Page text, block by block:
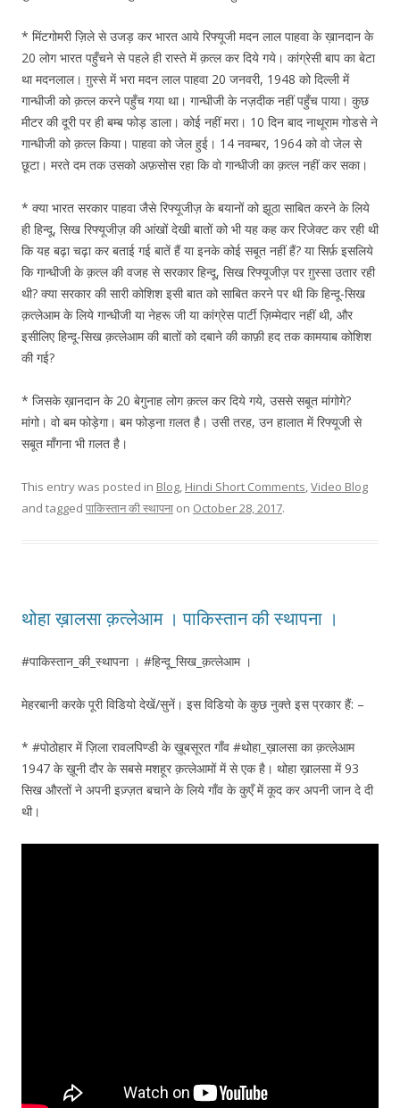
* मिंटगोमरी ज़िले से उजड़ कर भारत आये रिफ्यूजी मदन लाल पाहवा के ख़ानदान के
20 लोग भारत पहुँचने से पहले ही रास्ते में क़त्ल कर दिये गये। कांग्रेसी बाप का बेटा
था मदनलाल। ग़ुस्से में भरा मदन लाल पाहवा 20 जनवरी, 1948 को दिल्ली में
गान्धीजी को क़त्ल करने पहुँच गया था। गान्धीजी के नज़दीक नहीं पहुँच पाया। कुछ
मीटर की दूरी पर ही बम्ब फोड़ डाला। कोई नहीं मरा। 10 दिन बाद नाथूराम गोडसे ने
गान्धीजी को क़त्ल किया। पाहवा को जेल हुई। 14 नवम्बर, 1964 को वो जेल से
छूटा। मरते दम तक उसको अफ़सोस रहा कि वो गान्धीजी का क़त्ल नहीं कर सका।
* क्या भारत सरकार पाहवा जैसे रिफ्यूजीज़ के बयानों को झूठा साबित करने के लिये
ही हिन्दू, सिख रिफ्यूजीज़ की आंखों देखी बातों को भी यह कह कर रिजेक्ट कर रही थी
कि यह बढ़ा चढ़ा कर बताई गई बातें हैं या इनके कोई सबूत नहीं हैं? या सिर्फ़ इसलिये
कि गान्धीजी के क़त्ल की वजह से सरकार हिन्दू, सिख रिफ्यूजीज़ पर ग़ुस्सा उतार रही
थी? क्या सरकार की सारी कोशिश इसी बात को साबित करने पर थी कि हिन्दू-सिख
क़त्लेआम के लिये गान्धीजी या नेहरू जी या कांग्रेस पार्टी ज़िम्मेदार नहीं थी, और
इसीलिए हिन्दू-सिख क़त्लेआम की बातों को दबाने की काफ़ी हद तक कामयाब कोशिश
की गई?
* जिसके ख़ानदान के 20 बेगुनाह लोग क़त्ल कर दिये गये, उससे सबूत मांगोगे?
मांगो। वो बम फोड़ेगा। बम फोड़ना ग़लत है। उसी तरह, उन हालात में रिफ्यूजी से
सबूत माँगना भी ग़लत है।
This entry was posted in Blog, Hindi Short Comments,Video Blog
and tagged पाकिस्तान की स्थापना on October 28, 2017.
थोहा ख़ालसा क़त्लेआम । पाकिस्तान की स्थापना ।
#पाकिस्तान_की_स्थापना । #हिन्दू_सिख_क़त्लेआम ।
मेहरबानी करके पूरी विडियो देखें/सुनें। इस विडियो के कुछ नुक्ते इस प्रकार हैं: –
* #पोठोहार में ज़िला रावलपिण्डी के ख़ूबसूरत गाँव #थोहा_ख़ालसा का क़त्लेआम
1947 के ख़ूनी दौर के सबसे मशहूर क़त्लेआमों में से एक है। थोहा ख़ालसा में 93
सिख औरतों ने अपनी इज़्ज़त बचाने के लिये गाँव के कुएँ में कूद कर अपनी जान दे दी
थी।